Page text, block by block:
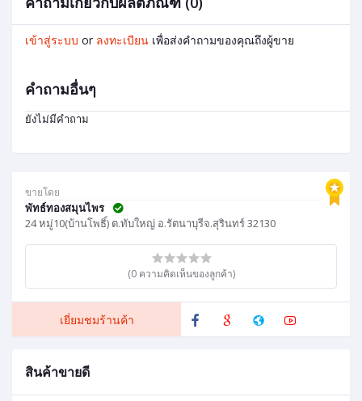
ขายโดย
พัทธ์ทองสมุนไพร
24 หมู่10(บ้านโพธิ์) ต.ทับใหญ่ อ.รัตนาบุรีจ.สุรินทร์ 32130
(0 ความคิดเห็นของลูกค้า)
เยี่ยมชมร้านค้า
สินค้าขายดี
เข้าสู่ระบบ or ลงทะเบียน เพื่อส่งคำถามของคุณถึงผู้ขาย
คำถามอื่นๆ
ยังไม่มีคำถาม